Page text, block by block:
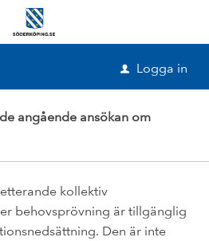
u Logga in
angående ansökan om
kollektiv
behovsprövning är tillgänglig
Den är inte